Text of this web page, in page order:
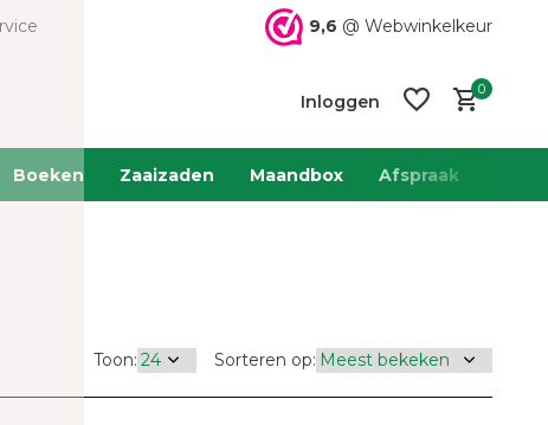
9,6 @ Webwinkelkeur
Inloggen
0
Boeken Zaaizaden Maandbox Afspraak
Toon: Sorteren op: